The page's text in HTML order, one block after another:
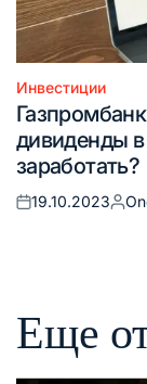
Опубликовано
в
Инвестиции
дивиденды
заработать?
Опубликовано
19.10.2023
Еще